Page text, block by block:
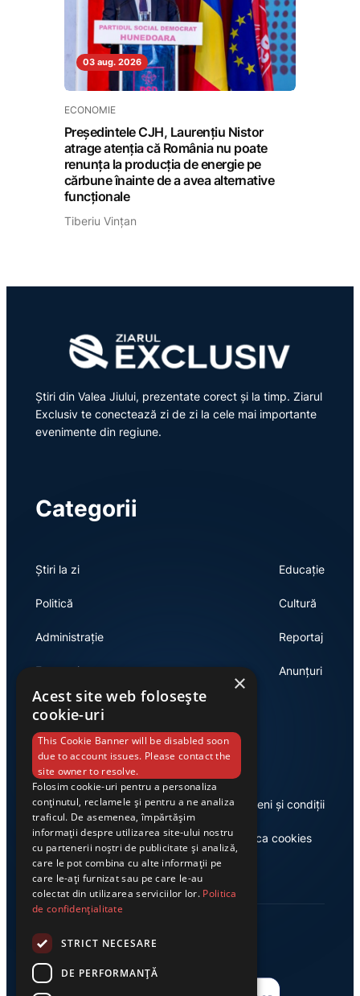
03 aug. 2026
ECONOMIE
Președintele CJH, Laurențiu Nistor
atrage atenția că România nu poate
renunța la producția de energie pe
cărbune înainte de a avea alternative
funcționale
Tiberiu Vințan
Știri din Valea Jiului, prezentate corect și la timp. Ziarul
Exclusiv te conectează zi de zi la cele mai importante
evenimente din regiune.
Categorii
Știri la zi
Politică
Administrație
Economie
Educație
Cultură
Reportaj
Anunțuri
Link-uri utile
Despre noi
Casa de editură Exclusiv
Termeni și condiții
Politica cookies
×
Acest site web folosește
cookie-uri
This Cookie Banner will be disabled soon
due to account issues. Please contact the
site owner to resolve.
Folosim cookie-uri pentru a personaliza
conținutul, reclamele și pentru a ne analiza
traficul. De asemenea, împărtășim
informații despre utilizarea site-ului nostru
cu partenerii noștri de publicitate și analiză,
care le pot combina cu alte informații pe
care le-ați furnizat sau pe care le-au
colectat din utilizarea serviciilor lor. Politica
de confidențialitate
STRICT NECESARE
DE PERFORMANȚĂ